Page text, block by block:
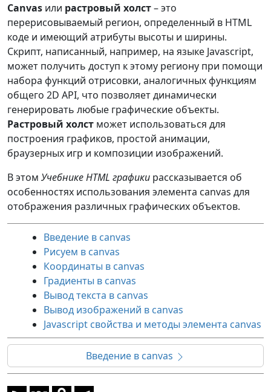
Canvas или растровый холст– это
перерисовываемый регион, определенный в HTML
коде и имеющий атрибуты высоты и ширины.
Скрипт, написанный, например, на языке Javascript,
может получить доступ к этому региону при помощи
набора функций отрисовки, аналогичных функциям
общего 2D API, что позволяет динамически
генерировать любые графические объекты.
Растровый холст может использоваться для
построения графиков, простой анимации,
браузерных игр и композиции изображений.
В этом Учебнике HTML графики рассказывается об
особенностях использования элемента canvas для
отображения различных графических объектов.
Введение в canvas
Рисуем в canvas
Координаты в canvas
Градиенты в canvas
Вывод текста в canvas
Вывод изображений в canvas
Javascript свойства и методы элемента canvas
Введение в canvas